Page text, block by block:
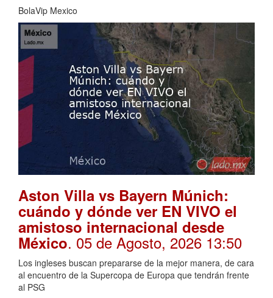
BolaVip Mexico
Aston Villa vs Bayern Múnich:
cuándo y dónde ver EN VIVO el
amistoso internacional desde
México. 05 de Agosto, 2026 13:50
Los ingleses buscan prepararse de la mejor manera, de cara
al encuentro de la Supercopa de Europa que tendrán frente
al PSG